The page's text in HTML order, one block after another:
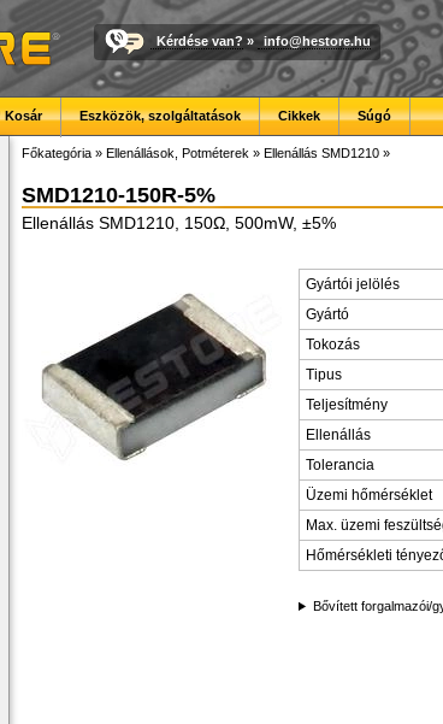
Kérdése van? » info@hestore.hu
Kosár Eszközök, szolgáltatások Cikkek Súgó
Főkategória » Ellenállások, Potméterek » Ellenállás SMD1210 »
SMD1210-150R-5%
Ellenállás SMD1210, 150Ω, 500mW, ±5%
Gyártói jelölés
Gyártó
Tokozás
Tipus
Teljesítmény
Ellenállás
Tolerancia
Üzemi hőmérséklet
Max. üzemi
Hőmérsékleti
Bővített forgalmazói/